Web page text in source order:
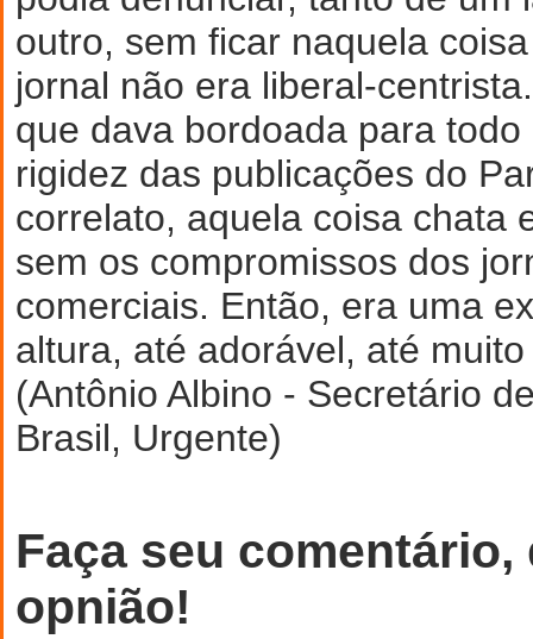
outro, sem ficar naquela
jornal não era liberal-
que dava bordoada para
rigidez das publicações do
correlato, aquela coisa chata
sem os compromissos dos
comerciais. Então, era uma
altura, até adorável, até
(Antônio Albino - Secretário
Brasil, Urgente)
Faça seu comentário,
opnião!